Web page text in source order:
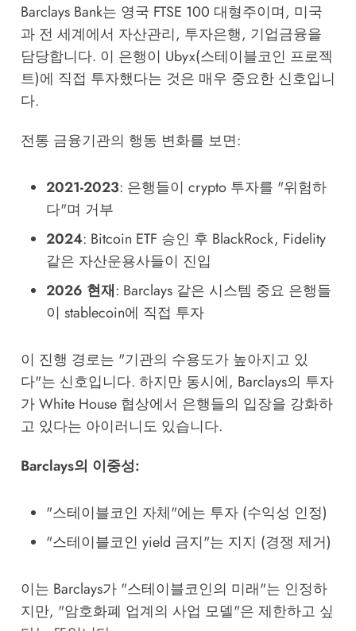
Barclays Bank는 영국 FTSE 100 대형주이며, 미국
과 전 세계에서 자산관리, 투자은행, 기업금융을
담당합니다. 이 은행이 Ubyx(스테이블코인 프로젝
트)에 직접 투자했다는 것은 매우 중요한 신호입니
다.
전통 금융기관의 행동 변화를 보면:
2021-2023: 은행들이 crypto 투자를 "위험하
다"며 거부
2024: Bitcoin ETF 승인 후 BlackRock, Fidelity
같은 자산운용사들이 진입
2026 현재: Barclays 같은 시스템 중요 은행들
이 stablecoin에 직접 투자
이 진행 경로는 "기관의 수용도가 높아지고 있
다"는 신호입니다. 하지만 동시에, Barclays의 투자
가 White House 협상에서 은행들의 입장을 강화하
고 있다는 아이러니도 있습니다.
Barclays의 이중성:
"스테이블코인 자체"에는 투자 (수익성 인정)
"스테이블코인 yield 금지"는 지지 (경쟁 제거)
이는 Barclays가 "스테이블코인의 미래"는 인정하
지만, "암호화폐 업계의 사업 모델"은 제한하고 싶